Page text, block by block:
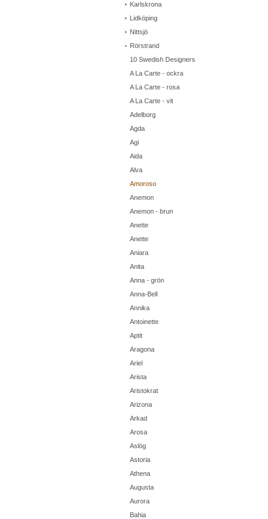
Karlskrona
Lidköping
Nittsjö
Rörstrand
10 Swedish Designers
A La Carte - ockra
A La Carte - rosa
A La Carte - vit
Adelborg
Agda
Agi
Aida
Alva
Amoroso
Anemon
Anemon - brun
Anette
Anette
Aniara
Anita
Anna - grön
Anna-Bell
Annika
Antoinette
Aptit
Aragona
Ariel
Arista
Aristokrat
Arizona
Arkad
Arosa
Aslög
Astoria
Athena
Augusta
Aurora
Bahia